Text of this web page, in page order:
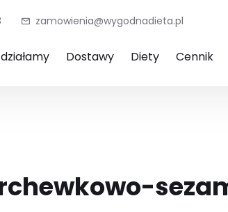
zamowienia@wygodnadieta.pl
Dostawy Diety Cennik